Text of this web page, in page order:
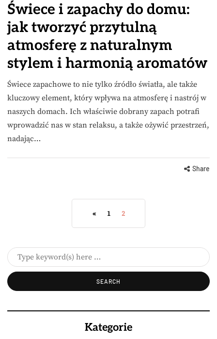
Świece i zapachy do domu:
jak tworzyć przytulną
atmosferę z naturalnym
stylem i harmonią aromatów
Świece zapachowe to nie tylko źródło światła, ale także
kluczowy element, który wpływa na atmosferę i nastrój w
naszych domach. Ich właściwie dobrany zapach potrafi
wprowadzić nas w stan relaksu, a także ożywić przestrzeń,
nadając…
Share
« 1 2
Kategorie